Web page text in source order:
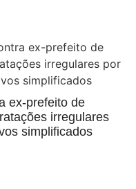
ex-prefeito de
irregulares
simplificados